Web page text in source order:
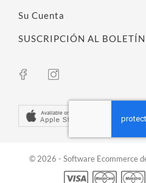
Su Cuenta
SUSCRIPCIÓN AL
© 2026 - Software Ecommerce